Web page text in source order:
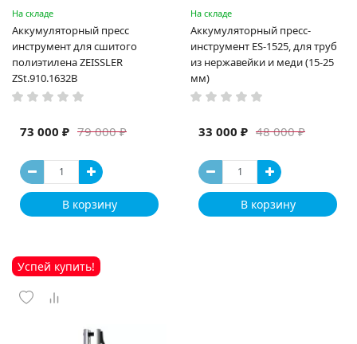
На складе
Аккумуляторный пресс
инструмент для сшитого
полиэтилена ZEISSLER
ZSt.910.1632B
79 000 ₽
73 000 ₽
В корзину
На складе
Аккумуляторный пресс-
инструмент ES-1525, для труб
из нержавейки и меди (15-25
мм)
48 000 ₽
33 000 ₽
В корзину
Успей купить!